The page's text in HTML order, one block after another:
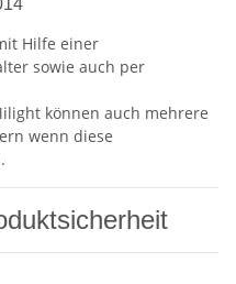
Hilfe einer
sowie auch per
können auch mehrere
wenn diese